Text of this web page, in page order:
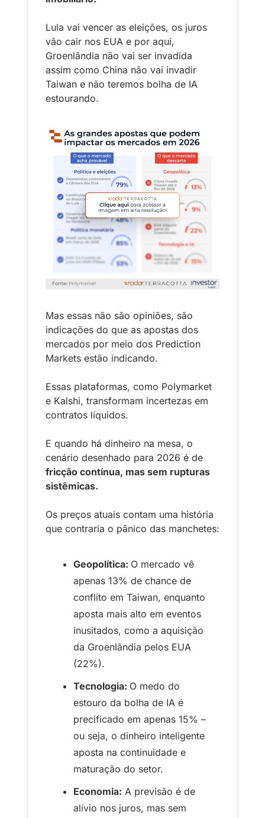
Lula vai vencer as eleições, os juros
vão cair nos EUA e por aqui,
Groenlândia não vai ser invadida
assim como China não vai invadir
Taiwan e não teremos bolha de IA
estourando.
Mas essas não são opiniões, são
indicações do que as apostas dos
mercados por meio dos Prediction
Markets estão indicando.
Essas plataformas, como Polymarket
e Kalshi, transformam incertezas em
contratos líquidos.
E quando há dinheiro na mesa, o
fricção contínua, mas sem rupturas
sistêmicas.
Os preços atuais contam uma história
que contraria o pânico das manchetes:
Geopolítica: O mercado vê
apenas 13% de chance de
conflito em Taiwan, enquanto
aposta mais alto em eventos
inusitados, como a aquisição
da Groenlândia pelos EUA
(22%).
Tecnologia: O medo do
estouro da bolha de IA é
precificado em apenas 15% –
ou seja, o dinheiro inteligente
aposta na continuidade e
maturação do setor.
Economia: A previsão é de
alívio nos juros, mas sem